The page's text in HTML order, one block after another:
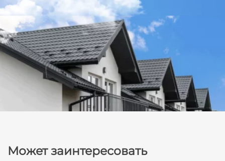
Может заинтересовать